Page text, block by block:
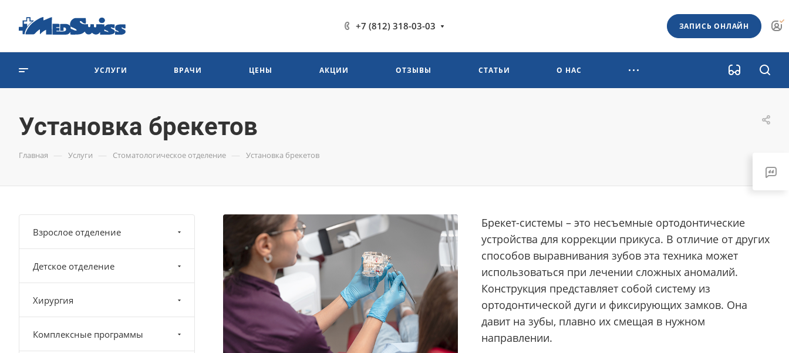
+7 (812) 318-03-03 ЗАПИСЬ ОНЛАЙН
УСЛУГИ ВРАЧИ ЦЕНЫ АКЦИИ ОТЗЫВЫ СТАТЬИ О НАС
Установка брекетов
Главная — Услуги — Стоматологическое отделение — Установка брекетов
Брекет-системы – это несъемные ортодонтические
устройства для коррекции прикуса. В отличие от других
способов выравнивания зубов эта техника может
использоваться при лечении сложных аномалий.
Конструкция представляет собой систему из
ортодонтической дуги и фиксирующих замков. Она
давит на зубы, плавно их смещая в нужном
направлении.
Взрослое отделение
Детское отделение
Хирургия
Комплексные программы